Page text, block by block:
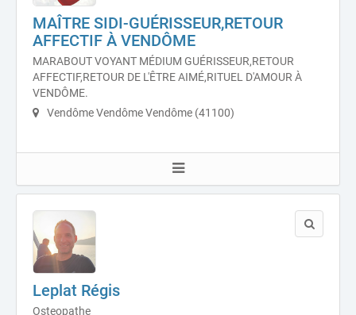
MAÎTRE SIDI-GUÉRISSEUR,RETOUR
AFFECTIF À VENDÔME
MARABOUT VOYANT MÉDIUM GUÉRISSEUR,RETOUR
AFFECTIF,RETOUR DE L'ÊTRE AIMÉ,RITUEL D'AMOUR À
VENDÔME.
Vendôme Vendôme Vendôme (41100)
Leplat Régis
Osteopathe